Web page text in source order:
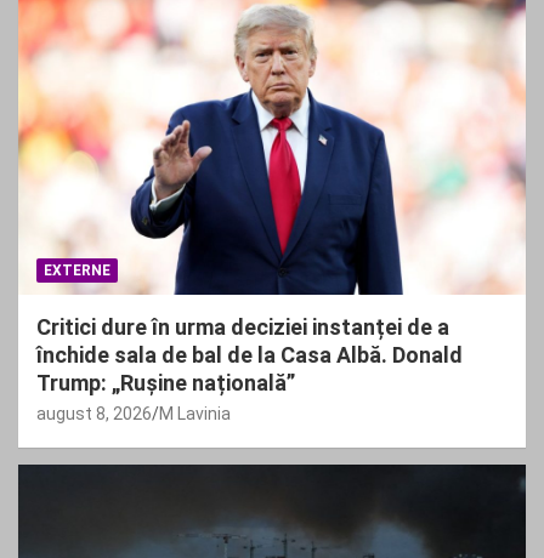
EXTERNE
Critici dure în urma deciziei instanței de a
închide sala de bal de la Casa Albă. Donald
Trump: „Rușine națională”
august 8, 2026 M Lavinia